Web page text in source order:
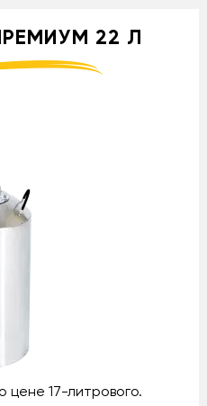
22 Л
цене 17-литрового.